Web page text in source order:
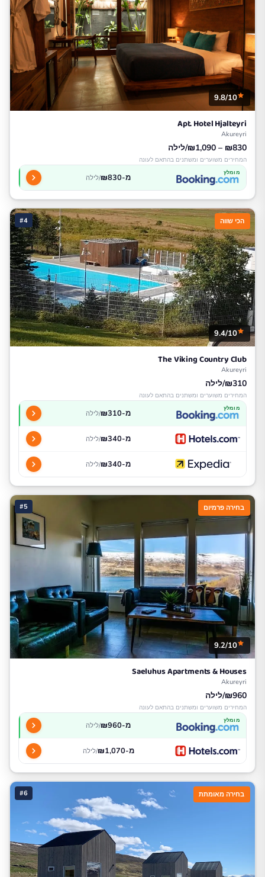
9.8/10
Apt. Hotel Hjalteyri
Akureyri
₪830 – ₪1,090/לילה
המחירים משוערים ומשתנים בהתאם לעונה
מומלץ מ-₪830 /לילה
#4 הכי שווה
9.4/10
The Viking Country Club
Akureyri
₪310/לילה
המחירים משוערים ומשתנים בהתאם לעונה
מומלץ מ-₪310 /לילה
מ-₪340 /לילה
מ-₪340 /לילה
#5 בחירה פרמיום
9.2/10
Saeluhus Apartments & Houses
Akureyri
₪960/לילה
המחירים משוערים ומשתנים בהתאם לעונה
מומלץ מ-₪960 /לילה
מ-₪1,070 /לילה
#6 בחירה מאומתת